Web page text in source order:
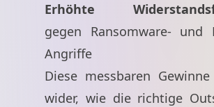
Erhöhte
gegen Ransomware- und
Angriffe
Diese messbaren
wider, wie die richtige